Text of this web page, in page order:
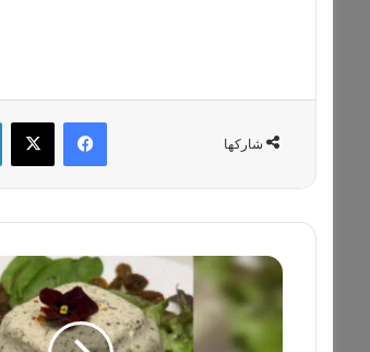
شاركها
فيسبوك ‫X
م
ش
ر